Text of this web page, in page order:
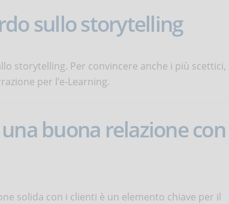
sullo storytelling
storytelling. Per convincere anche i più scettici,
per l’e-Learning.
buona relazione con
solida con i clienti è un elemento chiave per il